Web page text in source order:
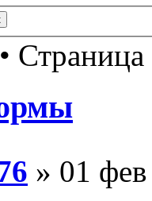
Страница
» 01